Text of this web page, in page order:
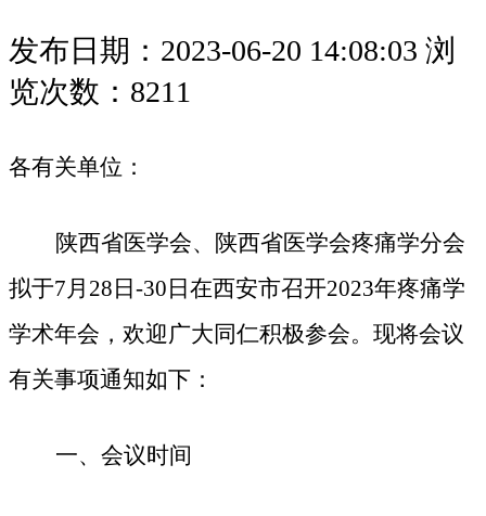
发布日期：2023-06-20 14:08:03 浏
览次数：8211
各有关单位：
陕西省医学会、 陕西省医学会疼痛学分会
拟于7月28日-30日在西安市召开2023年疼痛学
学术年会 ， 欢迎广大同仁积极参会。 现将会议
有关事项通知如下：
一、 会议时间